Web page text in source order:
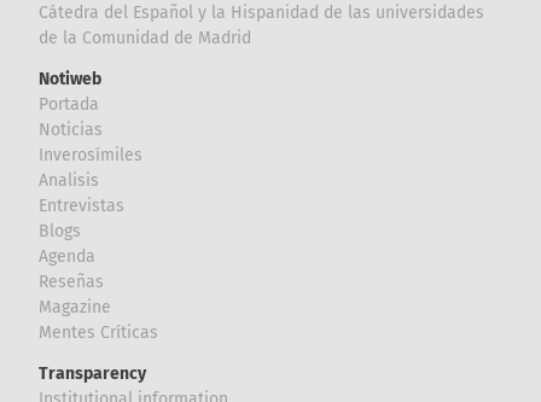
Cátedra del Español y la Hispanidad de las universidades
de la Comunidad de Madrid
Notiweb
Portada
Noticias
Inverosímiles
Analisis
Entrevistas
Blogs
Agenda
Reseñas
Magazine
Mentes Críticas
Transparency